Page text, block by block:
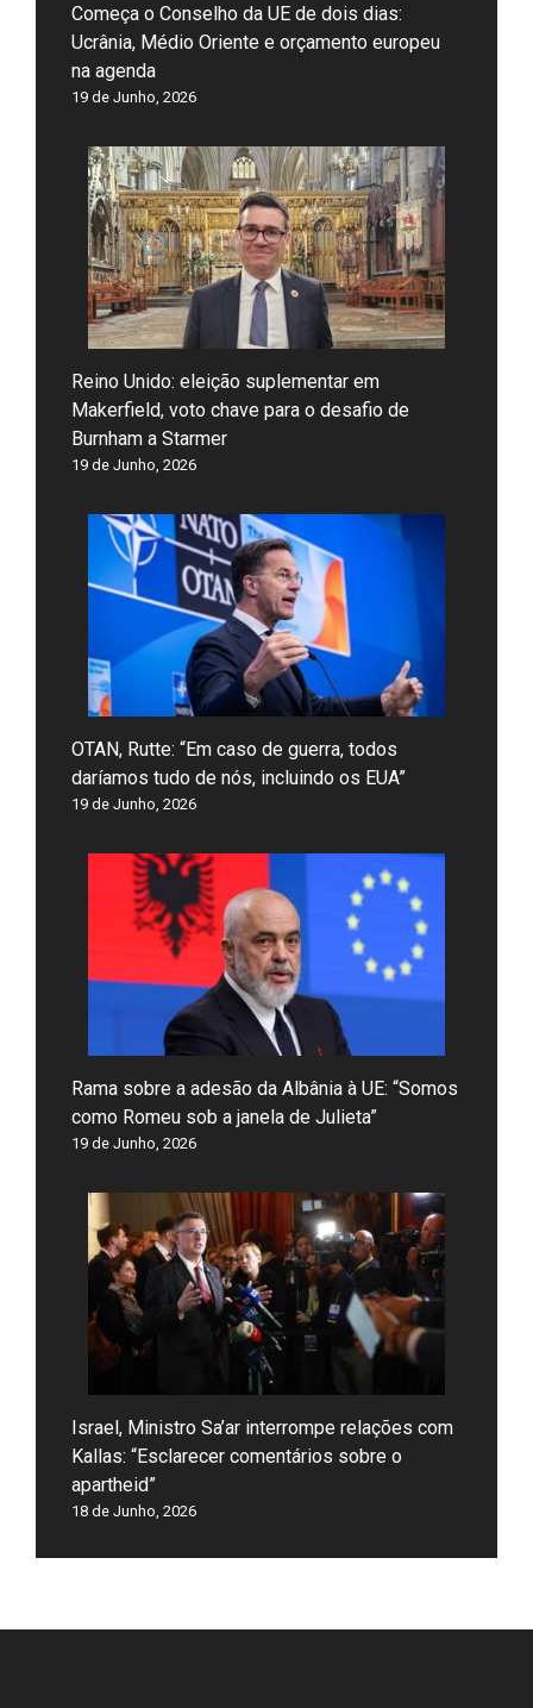
Começa o Conselho da UE de dois dias:
Ucrânia, Médio Oriente e orçamento europeu
na agenda
19 de Junho, 2026
Reino Unido: eleição suplementar em
Makerfield, voto chave para o desafio de
Burnham a Starmer
19 de Junho, 2026
OTAN, Rutte: “Em caso de guerra, todos
daríamos tudo de nós, incluindo os EUA”
19 de Junho, 2026
Rama sobre a adesão da Albânia à UE: “Somos
como Romeu sob a janela de Julieta”
19 de Junho, 2026
Israel, Ministro Sa’ar interrompe relações com
Kallas: “Esclarecer comentários sobre o
apartheid”
18 de Junho, 2026